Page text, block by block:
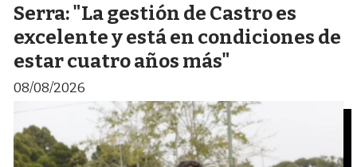
Serra: "La gestión de Castro es
excelente y está en condiciones de
estar cuatro años más"
08/08/2026